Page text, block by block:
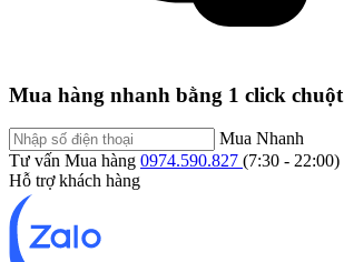
Mua hàng nhanh bằng 1 click chuột
Mua Nhanh
Tư vấn Mua hàng 0974.590.827 (7:30 - 22:00)
Hỗ trợ khách hàng